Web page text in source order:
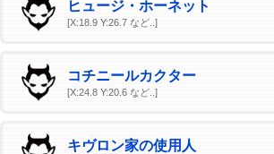
ヒュージ・ホーネット
[X:18.9 Y:26.7 など..]
コチニールカクター
[X:24.8 Y:20.6 など..]
キヴロン家の使用人